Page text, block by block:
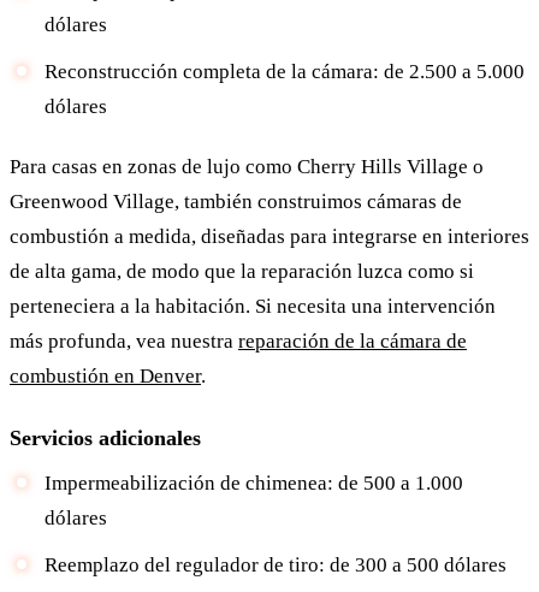
dólares
Reconstrucción completa de la cámara: de 2.500 a 5.000
dólares
Para casas en zonas de lujo como Cherry Hills Village o
Greenwood Village, también construimos cámaras de
combustión a medida, diseñadas para integrarse en interiores
de alta gama, de modo que la reparación luzca como si
perteneciera a la habitación. Si necesita una intervención
más profunda, vea nuestra reparación de la cámara de
combustión en Denver.
Servicios adicionales
Impermeabilización de chimenea: de 500 a 1.000
dólares
Reemplazo del regulador de tiro: de 300 a 500 dólares